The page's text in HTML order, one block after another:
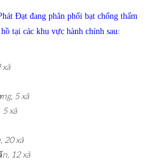
Đạt đang phân phối bạt chống thấm
tại các khu vực hành chính sau:
xã
5 xã
5 xã
20 xã
12 xã